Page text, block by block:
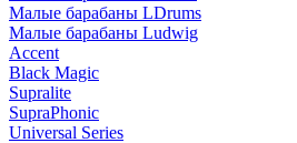
Малые барабаны LDrums
Малые барабаны Ludwig
Accent
Black Magic
Supralite
SupraPhonic
Universal Series